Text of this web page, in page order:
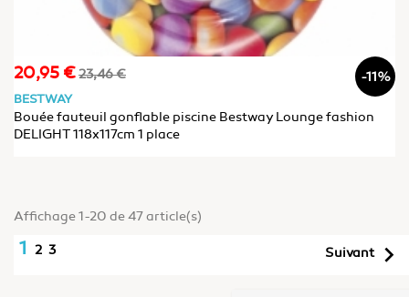
Prix
20,95 €Prix
23,46 € -11%
BESTWAY
Bouée fauteuil gonflable piscine Bestway Lounge fashion
DELIGHT 118x117cm 1 place
Affichage 1-20 de 47 article(s)
1 2 3 Suivant